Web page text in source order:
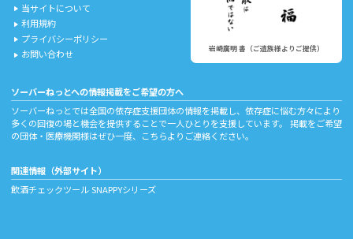
play_arrow 当サイトについて
play_arrow 利用規約
play_arrow プライバシーポリシー
play_arrow お問い合わせ 岩崎廣明 書（ご遺族様よりご提供）
ソーバーねっとへの情報掲載をご希望の方へ
ソーバーねっとでは全国の依存症支援団体の情報を掲載し、依存症に悩む方々により
多くの回復の場と機会を提供することで一人ひとりを支援しています。 掲載をご希望
の団体・医療機関様はぜひ一度、
こちらよりご連絡ください。
関連情報（外部サイト）
飲酒チェックツールSNAPPYシリーズ